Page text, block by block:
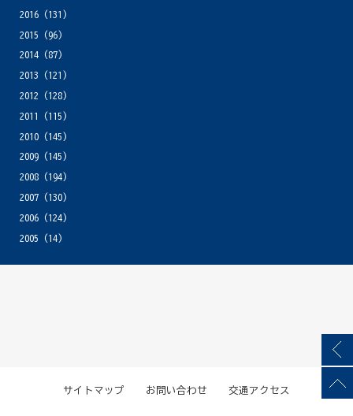
2016(131)
2015 (96)
2014(87)
2013 (121)
2012 (128)
2011
(115)
2010(145)
2009(145)
2008(194)
2007(130)
2006(124)
2005 (14)
サイトマップ お問い合わせ 交通アクセス